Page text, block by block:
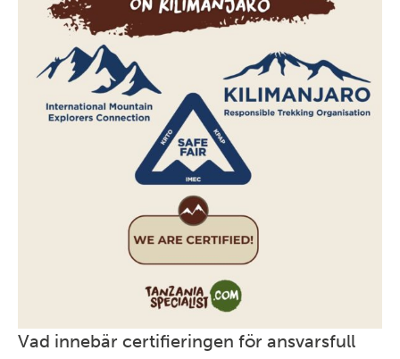
Vad innebär certifieringen för ansvarsfull